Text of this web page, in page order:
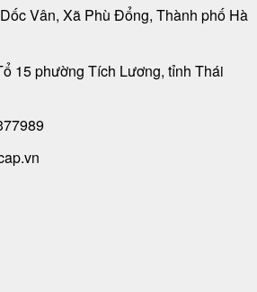
Vân, Xã Phù Đổng, Thành phố Hà
15 phường Tích Lương, tỉnh Thái